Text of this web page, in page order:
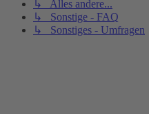
↳ Alles andere...
↳ Sonstige - FAQ
↳ Sonstiges - Umfragen